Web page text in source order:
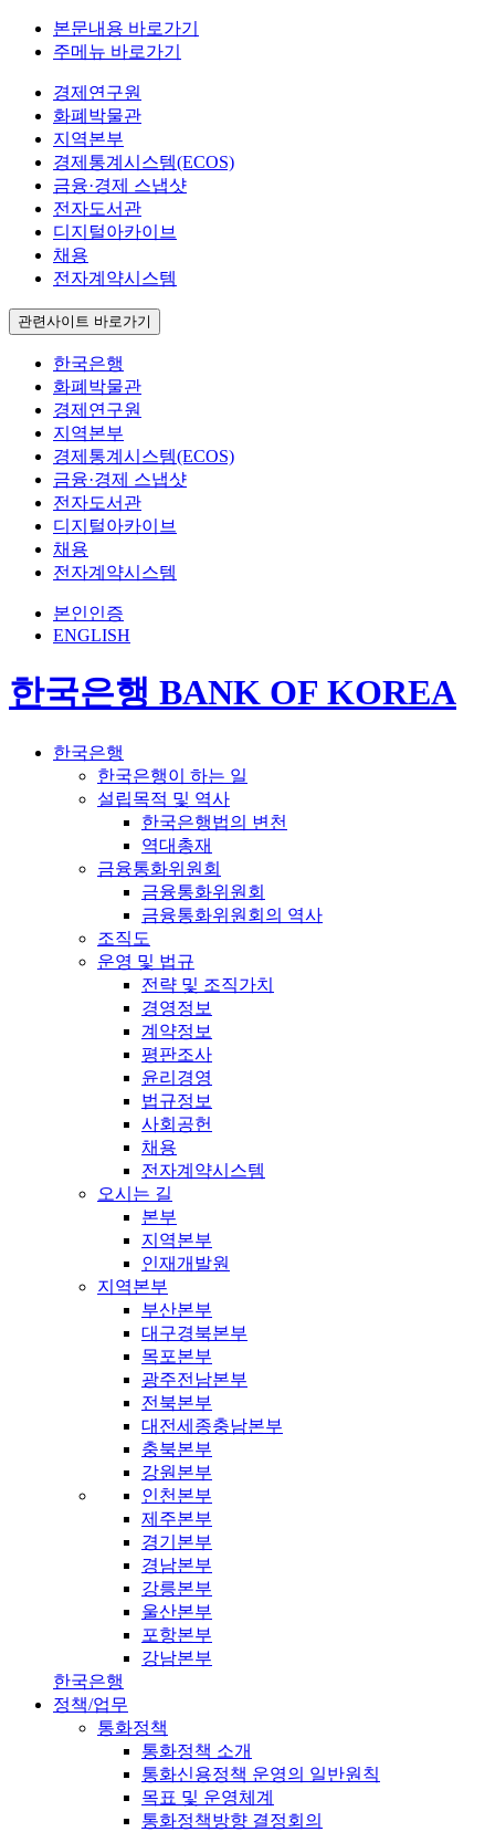
본문내용 바로가기
주메뉴 바로가기
경제연구원
화폐박물관
지역본부
경제통계시스템(ECOS)
금융·경제 스냅샷
전자도서관
디지털아카이브
채용
전자계약시스템
관련사이트 바로가기
한국은행
화폐박물관
경제연구원
지역본부
경제통계시스템(ECOS)
금융·경제 스냅샷
전자도서관
디지털아카이브
채용
전자계약시스템
본인인증
ENGLISH
한국은행 BANK OF KOREA
한국은행
한국은행이 하는 일
설립목적 및 역사
한국은행법의 변천
역대총재
금융통화위원회
금융통화위원회
금융통화위원회의 역사
조직도
운영 및 법규
전략 및 조직가치
경영정보
계약정보
평판조사
윤리경영
법규정보
사회공헌
채용
전자계약시스템
오시는 길
본부
지역본부
인재개발원
지역본부
부산본부
대구경북본부
목포본부
광주전남본부
전북본부
대전세종충남본부
충북본부
강원본부
인천본부
제주본부
경기본부
경남본부
강릉본부
울산본부
포항본부
강남본부
한국은행
정책/업무
통화정책
통화정책 소개
통화신용정책 운영의 일반원칙
목표 및 운영체계
통화정책방향 결정회의